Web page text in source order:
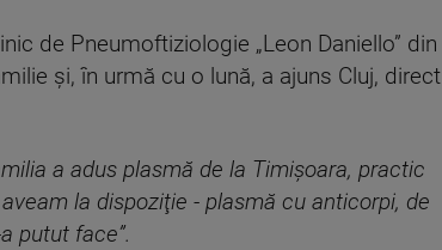
de Pneumoftiziologie „Leon Daniello” din
şi, în urmă cu o lună, a ajuns Cluj, direct
a adus plasmă de la Timişoara, practic
la dispoziţie - plasmă cu anticorpi, de
putut face”.